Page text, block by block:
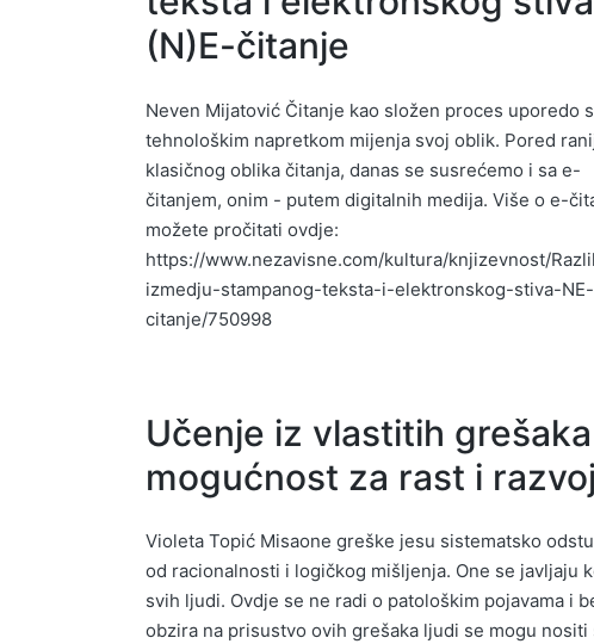
(N)E-čitanje
Neven Mijatović Čitanje kao složen proces uporedo
tehnološkim napretkom mijenja svoj oblik. Pored
klasičnog oblika čitanja, danas se susrećemo i sa e-
čitanjem, onim - putem digitalnih medija. Više o e-
možete pročitati ovdje:
https://www.nezavisne.com/kultura/knjizevnost/
izmedju-stampanog-teksta-i-elektronskog-stiva-NE-
citanje/750998
Učenje iz vlastitih grešaka
mogućnost za rast i razvoj
Violeta Topić Misaone greške jesu sistematsko
od racionalnosti i logičkog mišljenja. One se javljaju
svih ljudi. Ovdje se ne radi o patološkim pojavama i
obzira na prisustvo ovih grešaka ljudi se mogu nositi